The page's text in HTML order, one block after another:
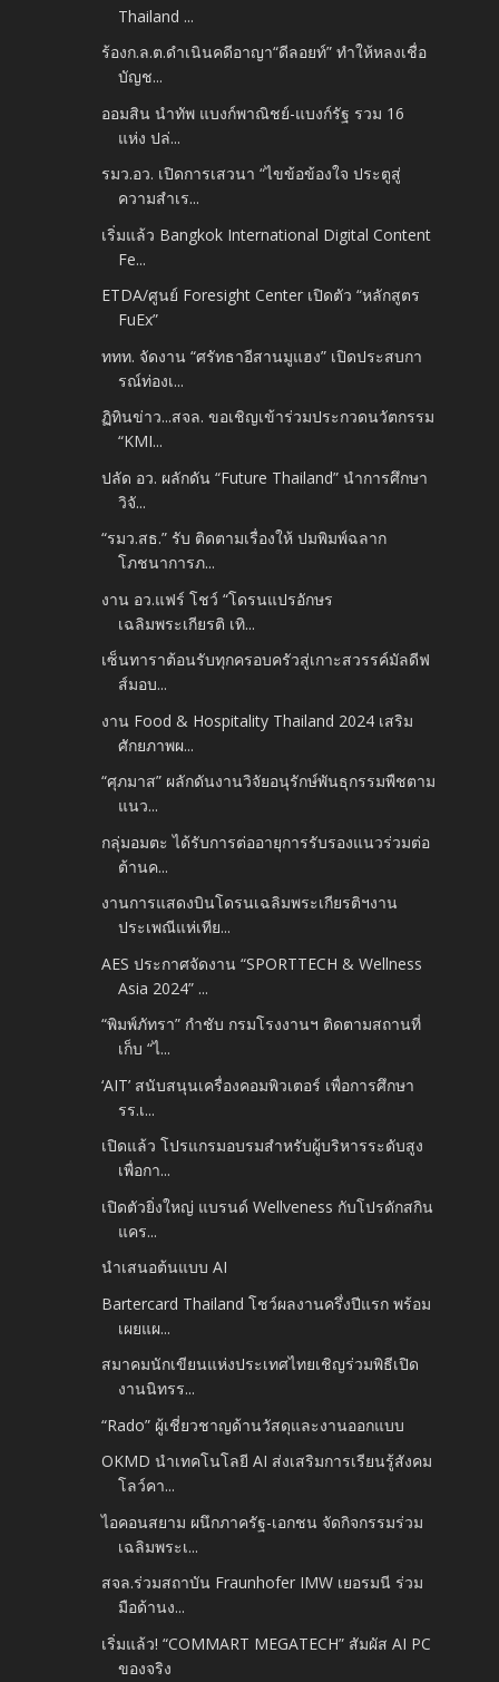
Thailand ...
ร้องก.ล.ต.ดำเนินคดีอาญา“ดีลอยท์” ทำให้หลงเชื่อ
บัญช...
ออมสิน นำทัพ แบงก์พาณิชย์-แบงก์รัฐ รวม 16
แห่ง ปล่...
รมว.อว. เปิดการเสวนา “ไขข้อข้องใจ ประตูสู่
ความสำเร...
เริ่มแล้ว Bangkok International Digital Content
Fe...
ETDA/ศูนย์ Foresight Center เปิดตัว “หลักสูตร
FuEx”
ททท. จัดงาน “ศรัทธาอีสานมูแฮง” เปิดประสบกา
รณ์ท่องเ...
ฏิทินข่าว...สจล. ขอเชิญเข้าร่วมประกวดนวัตกรรม
“KMI...
ปลัด อว. ผลักดัน “Future Thailand” นำการศึกษา
วิจั...
“รมว.สธ.” รับ ติดตามเรื่องให้ ปมพิมพ์ฉลาก
โภชนาการภ...
งาน อว.แฟร์ โชว์ “โดรนแปรอักษร
เฉลิมพระเกียรติ เทิ...
เซ็นทาราต้อนรับทุกครอบครัวสู่เกาะสวรรค์มัลดีฟ
ส์มอบ...
งาน Food & Hospitality Thailand 2024 เสริม
ศักยภาพผ...
“ศุภมาส” ผลักดันงานวิจัยอนุรักษ์พันธุกรรมพืชตาม
แนว...
กลุ่มอมตะ ได้รับการต่ออายุการรับรองแนวร่วมต่อ
ต้านค...
งานการแสดงบินโดรนเฉลิมพระเกียรติฯงาน
ประเพณีแห่เทีย...
AES ประกาศจัดงาน “SPORTTECH & Wellness
Asia 2024” ...
“พิมพ์ภัทรา” กำชับ กรมโรงงานฯ ติดตามสถานที่
เก็บ “ไ...
‘AIT’ สนับสนุนเครื่องคอมพิวเตอร์ เพื่อการศึกษา
รร.เ...
เปิดแล้ว โปรแกรมอบรมสำหรับผู้บริหารระดับสูง
เพื่อกา...
เปิดตัวยิ่งใหญ่ แบรนด์ Wellveness กับโปรดักสกิน
แคร...
นำเสนอต้นแบบ AI
Bartercard Thailand โชว์ผลงานครึ่งปีแรก พร้อม
เผยแผ...
สมาคมนักเขียนแห่งประเทศไทยเชิญร่วมพิธีเปิด
งานนิทรร...
“Rado” ผู้เชี่ยวชาญด้านวัสดุและงานออกแบบ
OKMD นำเทคโนโลยี AI ส่งเสริมการเรียนรู้สังคม
โลว์คา...
ไอคอนสยาม ผนึกภาครัฐ-เอกชน จัดกิจกรรมร่วม
เฉลิมพระเ...
สจล.ร่วมสถาบัน Fraunhofer IMW เยอรมนี ร่วม
มือด้านง...
เริ่มแล้ว! “COMMART MEGATECH” สัมผัส AI PC
ของจริง